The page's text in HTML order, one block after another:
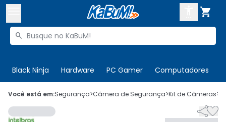

Buscar produtos

Black Ninja Hardware PC Gamer Computadores
 Olá. Acesse sua conta
 Departamentos
Você está em:Segurança>Câmera de Segurança>Kit de Câmeras>
